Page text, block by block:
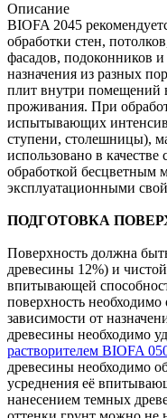
Описание
BIOFA 2045
обработки стен,
фасадов, подоконников
назначения из разных
плит внутри помещений
проживания. При
испытывающих
ступени, столешницы),
использовано в
обработкой бесцветным
эксплуатационными
ПОДГОТОВКА
Поверхность должна
древесины 12%) и
впитывающей
поверхность
зависимости от
древесины необходимо
растворителем BIOFA
древесины необходимо
усреднения её
нанесением темных